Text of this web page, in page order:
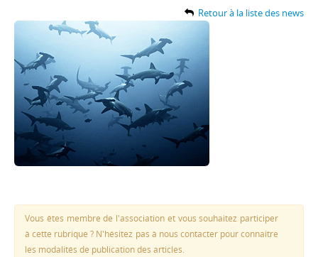
Retour à la liste des news
Vous êtes membre de l'association et vous souhaitez participer
à cette rubrique ? N'hésitez pas à nous contacter pour connaitre
les modalités de publication des articles.